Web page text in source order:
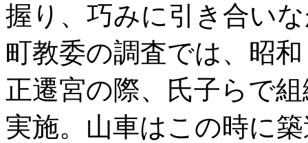
握り、巧みに引き合い
町教委の調査では、昭
正遷宮の際、氏子らで
実施。山車はこの時に